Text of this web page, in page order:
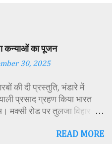
कन्याओं का पूजन
30, 2025
की दी प्रस्तुति, भंडारे में
प्रसाद ग्रहण किया भारत
मक्सी रोड पर तुलजा विहार
पूजन एवं गरबा महोत्सव का
READ MORE